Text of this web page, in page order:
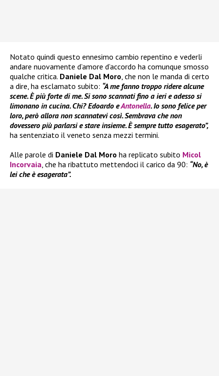
Notato quindi questo ennesimo cambio repentino e vederli
andare nuovamente d’amore d’accordo ha comunque smosso
qualche critica. Daniele Dal Moro, che non le manda di certo
a dire, ha esclamato subito: “A me fanno troppo ridere alcune
scene. È più forte di me. Si sono scannati fino a ieri e adesso si
limonano in cucina. Chi? Edoardo eAntonella. Io sono felice per
loro, però allora non scannatevi così. Sembrava che non
dovessero più parlarsi e stare insieme. È sempre tutto esagerato”,
ha sentenziato il veneto senza mezzi termini.
Alle parole di Daniele Dal Moro ha replicato subito Micol
Incorvaia, che ha ribattuto mettendoci il carico da 90: “No, è
lei che è esagerata”.